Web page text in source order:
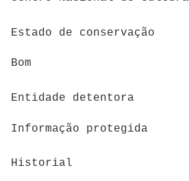
Estado de conservação
Bom
Entidade detentora
Informação protegida
Historial